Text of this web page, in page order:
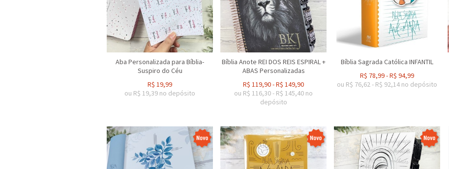
Aba Personalizada para Bíblia-
Suspiro do Céu
R$ 19,99
ou R$ 19,39 no depósito
Bíblia Anote REI DOS REIS ESPIRAL +
ABAS Personalizadas
R$ 119,90-R$ 149,90
ou R$ 116,30- R$ 145,40 no
depósito
Bíblia Sagrada Católica INFANTIL
R$ 78,99-R$ 94,99
ou R$ 76,62- R$ 92,14 no depósito